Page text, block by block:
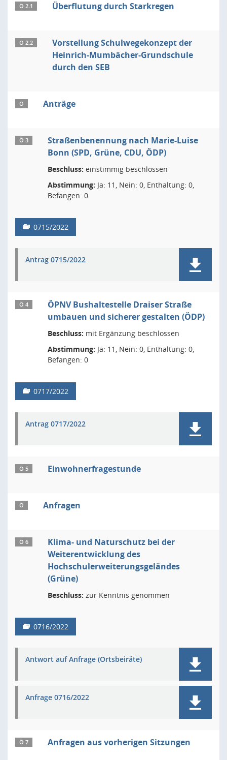
Ö 2.1 Überflutung durch Starkregen
Ö 2.2
Vorstellung Schulwegekonzept der
Heinrich-Mumbächer-Grundschule
durch den SEB
Ö Anträge
Ö 3
Straßenbenennung nach Marie-Luise
Bonn (SPD, Grüne, CDU, ÖDP)
Beschluss: einstimmig beschlossen
Abstimmung: Ja: 11, Nein: 0, Enthaltung: 0,
Befangen: 0
0715/2022
Antrag 0715/2022
Ö 4
ÖPNV Bushaltestelle Draiser Straße
umbauen und sicherer gestalten (ÖDP)
Beschluss: mit Ergänzung beschlossen
Abstimmung: Ja: 11, Nein: 0, Enthaltung: 0,
Befangen: 0
0717/2022
Antrag 0717/2022
Ö 5 Einwohnerfragestunde
Ö Anfragen
Ö 6
Klima- und Naturschutz bei der
Weiterentwicklung des
Hochschulerweiterungsgeländes
(Grüne)
Beschluss: zur Kenntnis genommen
0716/2022
Antwort auf Anfrage (Ortsbeiräte)
Anfrage 0716/2022
Ö 7 Anfragen aus vorherigen Sitzungen